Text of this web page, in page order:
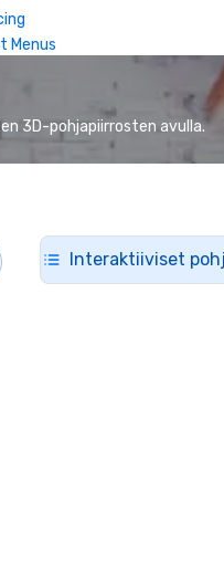
Menus
3D-pohjapiirrosten avulla.
Interaktiiviset